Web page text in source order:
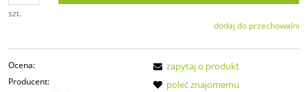
szt.
dodaj do przechowalni
Ocena:
Producent:
zapytaj o produkt
poleć znajomemu